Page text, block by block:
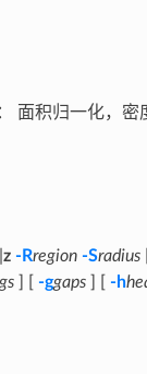
面积归一化，密
z -Rregion -Sradius[
] [ -ggaps] [ -h